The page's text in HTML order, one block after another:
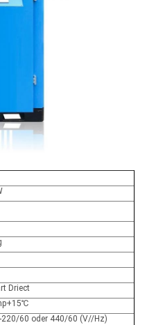
Driect
220/60 oder 440/60 (V//Hz)